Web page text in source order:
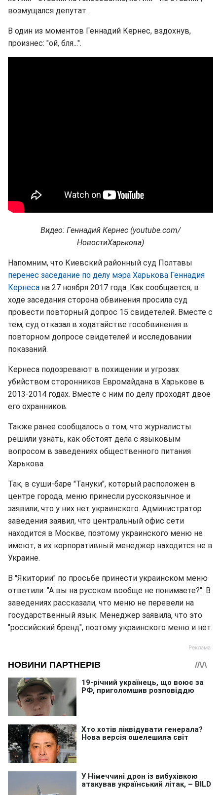
возмущался депутат.
В один из моментов Геннадий Кернес, вздохнув,
произнес: "ой, бля...".
Видео: Геннадий Кернес (youtube.com/
НовостиХарькова)
Напомним, что Киевский районный суд Полтавы
перенес заседание по делу мэра Харькова Геннадия
Кернеса на 27 ноября 2017 года. Как сообщается, в
ходе заседания сторона обвинения просила суд
провести повторный допрос 15 свидетелей. Вместе с
тем, суд отказал в ходатайстве гособвинения в
повторном допросе свидетелей и исследовании
показаний.
Кернеса подозревают в похищении и угрозах
убийством сторонников Евромайдана в Харькове в
2013-2014 годах. Вместе с ним по делу проходят двое
его охранников.
Также ранее сообщалось о том, что журналисты
решили узнать, как обстоят дела с языковым
вопросом в заведениях общественного питания
Харькова.
Так, в суши-баре "Тануки", который расположен в
центре города, меню принесли русскоязычное и
заявили, что у них нет украинского. Администратор
заведения заявил, что центральный офис сети
находится в Москве, поэтому украинского меню не
имеют, а их корпоративный менеджер находится не в
Украине.
В "Якитории" по просьбе принести украинском меню
ответили: "А вы на русском вообще не понимаете?". В
заведениях рассказали, что меню не перевели на
государственный язык. Менеджер заявила, что это
"российский бренд", поэтому украинского меню и нет.